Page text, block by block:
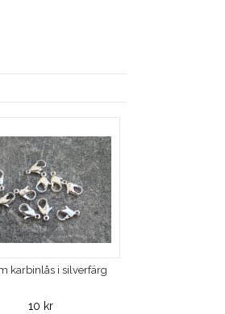
karbinlås i silverfärg
10 kr